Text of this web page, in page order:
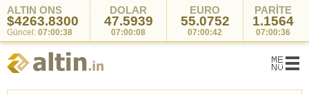
ALTIN ONS
$4263.8300
Güncel: 07:00:38
DOLAR
47.5939
07:00:08
EURO
55.0752
07:00:42
PARİTE
1.1564
07:00:36